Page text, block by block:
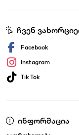
ინფორმაცია
ჩვენ
Facebook
Instagram
Tik Tok